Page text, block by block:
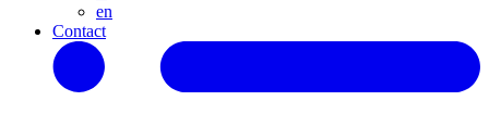
en
Contact